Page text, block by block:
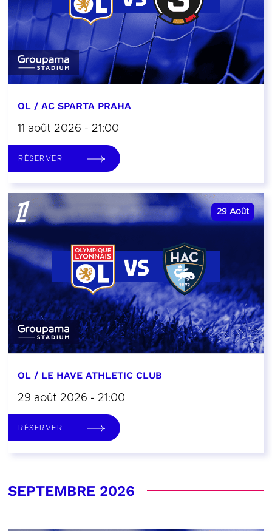
OL / AC SPARTA PRAHA
11 août 2026 - 21:00
RÉSERVER
29 Août
OL / LE HAVE ATHLETIC CLUB
29 août 2026 - 21:00
RÉSERVER
SEPTEMBRE 2026